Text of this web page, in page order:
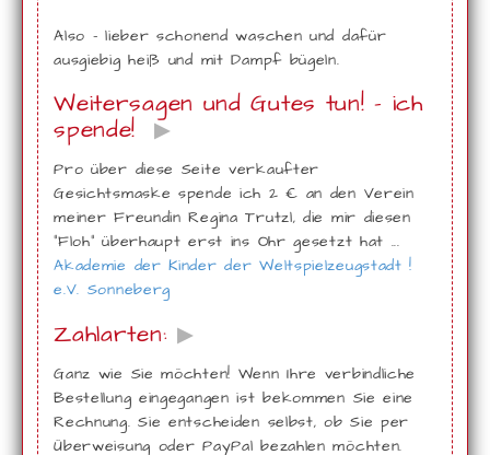
Also - lieber schonend waschen und dafür
ausgiebig heiß und mit Dampf bügeln.
Weitersagen und Gutes tun! - ich
spende!
▶
Pro über diese Seite verkaufter
Gesichtsmaske spende ich 2 € an den Verein
meiner Freundin Regina Trutzl, die mir diesen
"Floh" überhaupt erst ins Ohr gesetzt hat ...
Akademie der Kinder der Weltspielzeugstadt !
e.V. Sonneberg
Zahlarten: ▶
Ganz wie Sie möchten! Wenn Ihre verbindliche
Bestellung eingegangen ist bekommen Sie eine
Rechnung. Sie entscheiden selbst, ob Sie per
Überweisung oder PayPal bezahlen möchten.